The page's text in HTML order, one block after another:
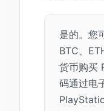
是的。您
BTC、
货币购买
码通过电